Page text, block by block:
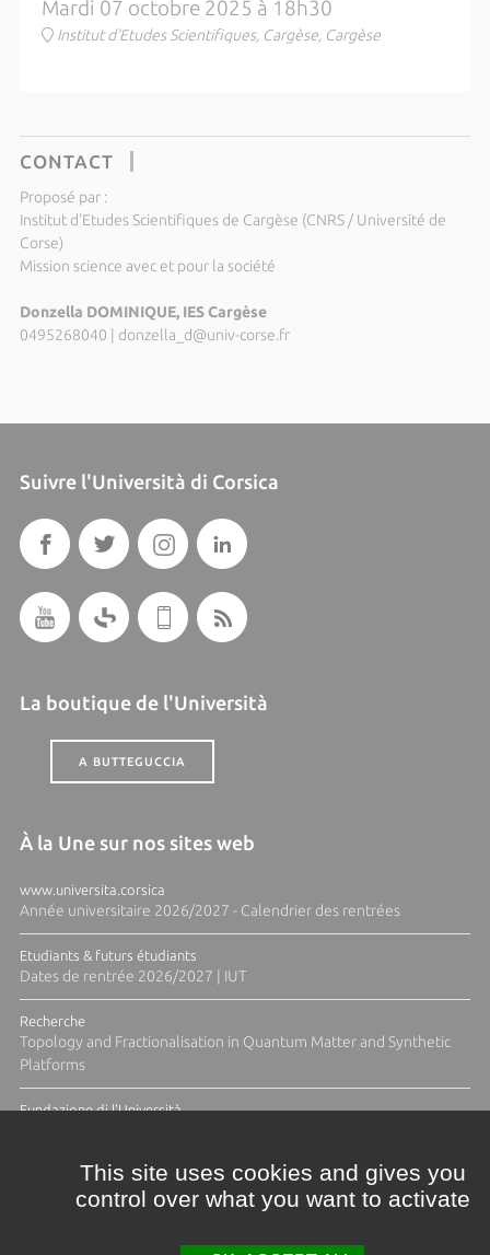
Mardi 07 octobre 2025 à 18h30
Institut d'Etudes Scientifiques, Cargèse, Cargèse
CONTACT
Proposé par :
Institut d'Etudes Scientifiques de Cargèse (CNRS / Université de
Corse)
Mission science avec et pour la société
Donzella DOMINIQUE, IES Cargèse
0495268040 | donzella_d@univ-corse.fr
Suivre l'Università di Corsica
La boutique de l'Università
A BUTTEGUCCIA
À la Une sur nos sites web
www.universita.corsica
Année universitaire 2026/2027 - Calendrier des rentrées
Etudiants & futurs étudiants
Dates de rentrée 2026/2027 | IUT
Recherche
Topology and Fractionalisation in Quantum Matter and Synthetic
Platforms
Fundazione di l'Università
This site uses cookies and gives you
control over what you want to activate